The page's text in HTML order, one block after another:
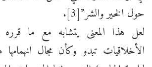
حول الخير والشر”[3].
لعل هذا المعنى يتشابه مع ما
الأخلاقيات تبدو وكأن مجال